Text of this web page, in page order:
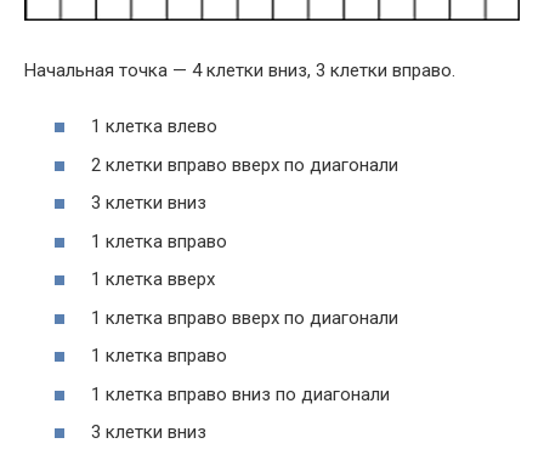
Начальная точка — 4 клетки вниз, 3 клетки вправо.
1 клетка влево
2 клетки вправо вверх по диагонали
3 клетки вниз
1 клетка вправо
1 клетка вверх
1 клетка вправо вверх по диагонали
1 клетка вправо
1 клетка вправо вниз по диагонали
3 клетки вниз